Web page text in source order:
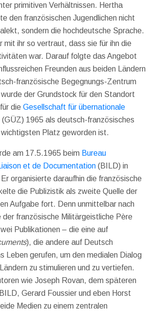
primitiven Verhältnissen. Hertha
den französischen Jugendlichen nicht
sondern die hochdeutsche Sprache.
mit ihr so vertraut, dass sie für ihn die
war. Darauf folgte das Angebot
Freunden aus beiden Ländern
französische Begegnungs-Zentrum
der Grundstock für den Standort
die Gesellschaft für übernationale
(GÜZ) 1965 als deutsch-französisches
wichtigsten Platz geworden ist.
am 17.5.1965 beim Bureau
et de Documentation (BILD) in
organisierte daraufhin die französische
die Publizistik als zweite Quelle der
Aufgabe fort. Denn unmittelbar nach
der französische Militärgeistliche Père
Publikationen – die eine auf
), die andere auf Deutsch
Leben gerufen, um den medialen Dialog
zu stimulieren und zu vertiefen.
wie Joseph Rovan, dem späteren
Gerard Foussier und eben Horst
Medien zu einem zentralen